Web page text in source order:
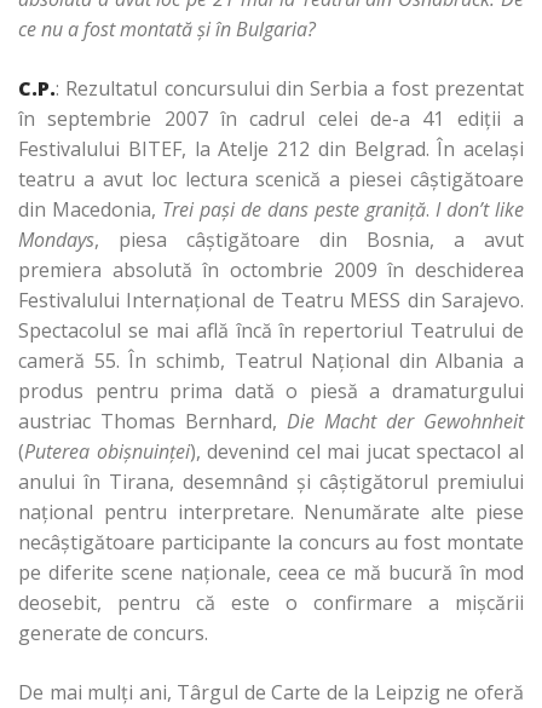
ce nu a fost montată şi în Bulgaria?
C.P.: Rezultatul concursului din Serbia a fost prezentat
în septembrie 2007 în cadrul celei de-a 41 ediţii a
Festivalului BITEF, la Atelje 212 din Belgrad. În acelaşi
teatru a avut loc lectura scenică a piesei câştigătoare
din Macedonia, Trei paşi de dans peste graniţă. I don’t like
Mondays, piesa câştigătoare din Bosnia, a avut
premiera absolută în octombrie 2009 în deschiderea
Festivalului Internaţional de Teatru MESS din Sarajevo.
Spectacolul se mai află încă în repertoriul Teatrului de
cameră 55. În schimb, Teatrul Naţional din Albania a
produs pentru prima dată o piesă a dramaturgului
austriac Thomas Bernhard, Die Macht der Gewohnheit
(Puterea obişnuinţei), devenind cel mai jucat spectacol al
anului în Tirana, desemnând şi câştigătorul premiului
naţional pentru interpretare. Nenumărate alte piese
necâştigătoare participante la concurs au fost montate
pe diferite scene naţionale, ceea ce mă bucură în mod
deosebit, pentru că este o confirmare a mişcării
generate de concurs.
De mai mulţi ani, Târgul de Carte de la Leipzig ne oferă